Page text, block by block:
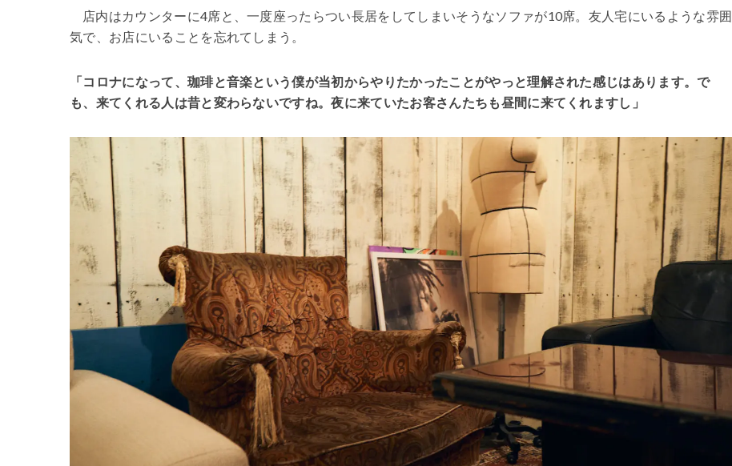
店内はカウンターに4席と、一度座ったらつい長居をしてしまいそうなソファが10席。友人宅にいるような雰囲
気で、お店にいることを忘れてしまう。
「コロナになって、珈琲と音楽という僕が当初からやりたかったことがやっと理解された感じはあります。で
も、来てくれる人は昔と変わらないですね。夜に来ていたお客さんたちも昼間に来てくれますし」